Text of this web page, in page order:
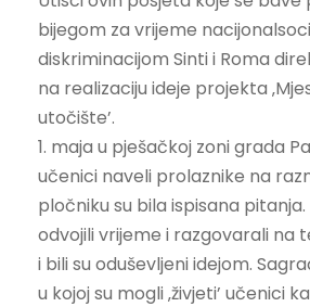
bijegom za vrijeme
diskriminacijom Sinti i Roma
na realizaciju ideje projekta
utočište’.
1. maja u pješačkoj zoni grada
učenici naveli prolaznike na
pločniku su bila ispisana pitanja.
odvojili vrijeme i razgovarali na
i bili su oduševljeni idejom.
u kojoj su mogli ‚živjeti’ učenici